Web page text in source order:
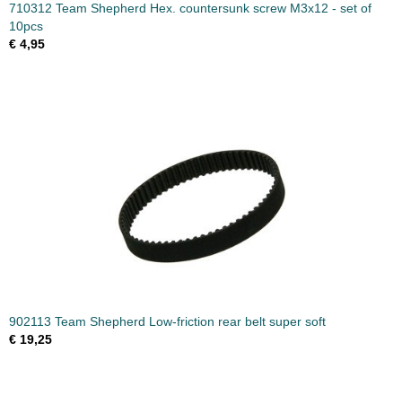
710312 Team Shepherd Hex. countersunk screw M3x12 - set of
10pcs
€ 4,95
902113 Team Shepherd Low-friction rear belt super soft
€ 19,25